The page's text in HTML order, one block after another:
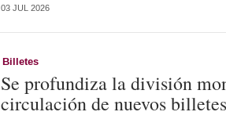
03 JUL 2026
Billetes
Se profundiza la división
circulación de nuevos billetes